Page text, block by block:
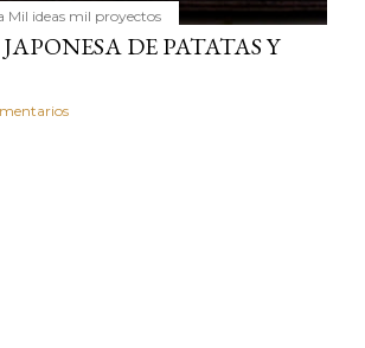
Mil ideas mil proyectos
DE PATATAS Y